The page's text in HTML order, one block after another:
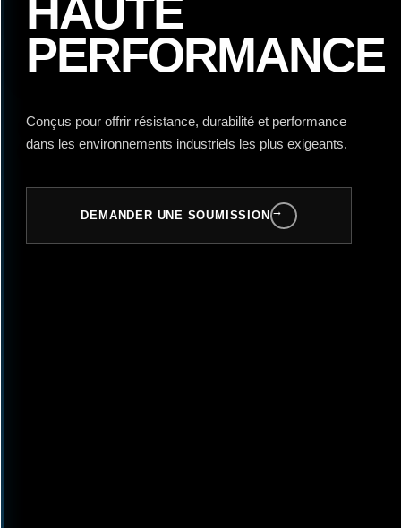
HAUTE
PERFORMANCE
Conçus pour offrir résistance, durabilité et performance
dans les environnements industriels les plus exigeants.
DEMANDER UNE SOUMISSION →